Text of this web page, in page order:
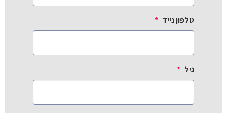
טלפון נייד *
גיל *